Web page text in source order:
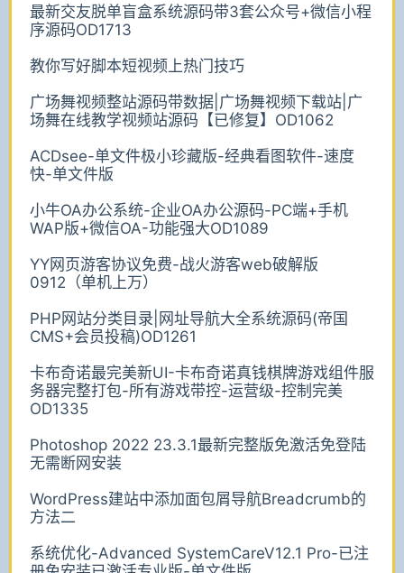
最新交友脱单盲盒系统源码带3套公众号+微信小程
序源码OD1713
教你写好脚本短视频上热门技巧
广场舞视频整站源码带数据|广场舞视频下载站|广
场舞在线教学视频站源码【已修复】OD1062
ACDsee-单文件极小珍藏版-经典看图软件-速度
快-单文件版
小牛OA办公系统-企业OA办公源码-PC端+手机
WAP版+微信OA-功能强大OD1089
YY网页游客协议免费-战火游客web破解版
0912（单机上万）
PHP网站分类目录|网址导航大全系统源码(帝国
CMS+会员投稿)OD1261
卡布奇诺最完美新UI-卡布奇诺真钱棋牌游戏组件服
务器完整打包-所有游戏带控-运营级-控制完美
OD1335
Photoshop 2022 23.3.1最新完整版免激活免登陆
无需断网安装
WordPress建站中添加面包屑导航Breadcrumb的
方法二
系统优化-Advanced SystemCareV12.1 Pro-已注